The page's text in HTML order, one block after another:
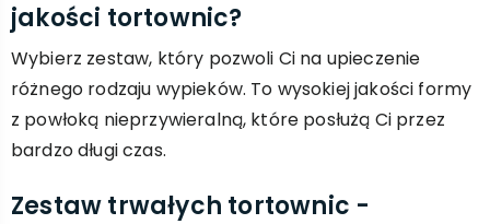
jakości tortownic?
Wybierz zestaw, który pozwoli Ci na upieczenie
różnego rodzaju wypieków. To wysokiej jakości formy
z powłoką nieprzywieralną, które posłużą Ci przez
bardzo długi czas.
Zestaw trwałych tortownic -